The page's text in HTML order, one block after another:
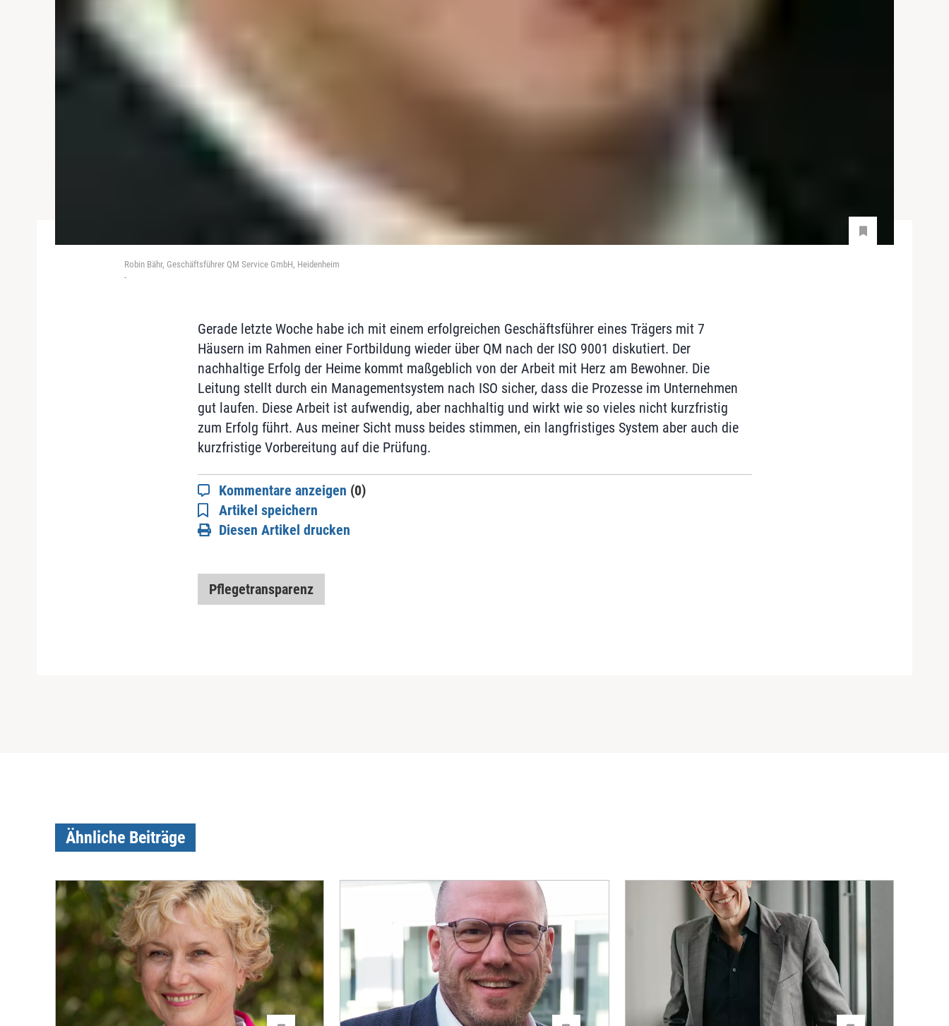
Robin Bähr, Geschäftsführer QM Service GmbH, Heidenheim
-
Gerade letzte Woche habe ich mit einem erfolgreichen Geschäftsführer eines Trägers mit 7
Häusern im Rahmen einer Fortbildung wieder über QM nach der ISO 9001 diskutiert. Der
nachhaltige Erfolg der Heime kommt maßgeblich von der Arbeit mit Herz am Bewohner. Die
Leitung stellt durch ein Managementsystem nach ISO sicher, dass die Prozesse im Unternehmen
gut laufen. Diese Arbeit ist aufwendig, aber nachhaltig und wirkt wie so vieles nicht kurzfristig
zum Erfolg führt. Aus meiner Sicht muss beides stimmen, ein langfristiges System aber auch die
kurzfristige Vorbereitung auf die Prüfung.
Kommentare anzeigen (0)
Artikel speichern
Diesen Artikel drucken
Pflegetransparenz
Ähnliche Beiträge